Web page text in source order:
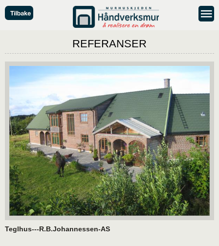
REFERANSER
Teglhus---R.B.Johannessen-AS